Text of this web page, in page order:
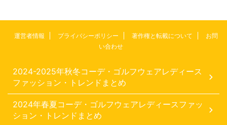
運営者情報 プライバシーポリシー 著作権と転載について
お問
い合わせ
2024-2025年秋冬コーデ・ゴルフウェアレディース
ファッション・トレンドまとめ
2024年春夏コーデ・ゴルフウェアレディースファッ
ション・トレンドまとめ